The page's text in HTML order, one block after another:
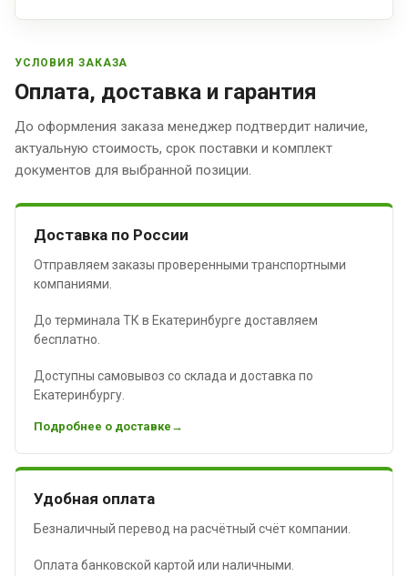
УСЛОВИЯ ЗАКАЗА
Оплата, доставка и гарантия
До оформления заказа менеджер подтвердит наличие,
актуальную стоимость, срок поставки и комплект
документов для выбранной позиции.
Доставка по России
Отправляем заказы проверенными транспортными
компаниями.
До терминала ТК в Екатеринбурге доставляем
бесплатно.
Доступны самовывоз со склада и доставка по
Екатеринбургу.
Подробнее о доставке
Удобная оплата
Безналичный перевод на расчётный счёт компании.
Оплата банковской картой или наличными.